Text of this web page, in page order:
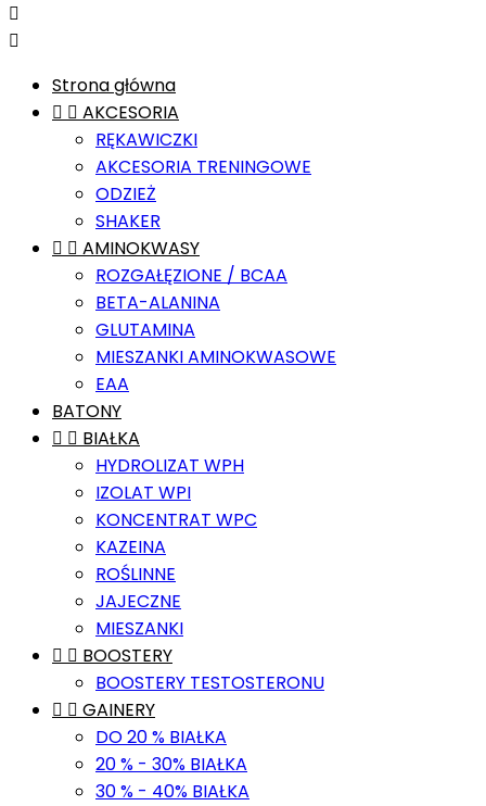


Strona główna
  AKCESORIA
RĘKAWICZKI
AKCESORIA TRENINGOWE
ODZIEŻ
SHAKER
  AMINOKWASY
ROZGAŁĘZIONE / BCAA
BETA-ALANINA
GLUTAMINA
MIESZANKI AMINOKWASOWE
EAA
BATONY
  BIAŁKA
HYDROLIZAT WPH
IZOLAT WPI
KONCENTRAT WPC
KAZEINA
ROŚLINNE
JAJECZNE
MIESZANKI
  BOOSTERY
BOOSTERY TESTOSTERONU
  GAINERY
DO 20 % BIAŁKA
20 % - 30% BIAŁKA
30 % - 40% BIAŁKA